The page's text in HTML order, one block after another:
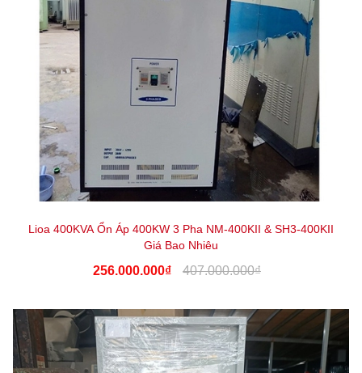
Lioa 400KVA Ổn Áp 400KW 3 Pha NM-400KII & SH3-400KII
Giá Bao Nhiêu
256.000.000₫ 407.000.000₫